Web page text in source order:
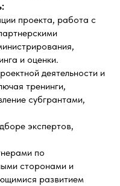
проекта, работа с
и оценки.
деятельности и
тренинги,
субгрантами,
экспертов,
по
сторонами и
развитием